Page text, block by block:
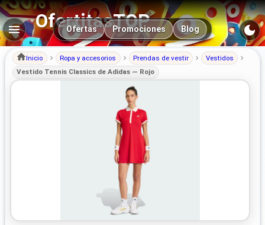
OfertitasTOP
Navegación principal
Ofertas Promociones Blog
Inicio Ropa y accesorios Prendas de vestir
Vestidos
Vestido Tennis Classics de Adidas — Rojo